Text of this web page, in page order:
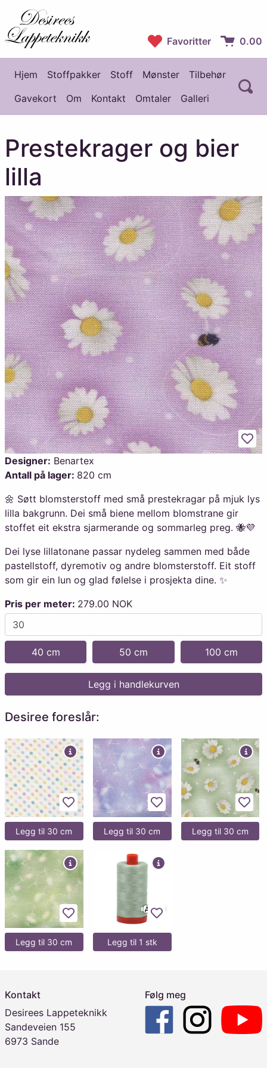
Desirees Lappeteknikk
Favoritter 0.00
Hovedmeny
Hjem Stoffpakker Stoff Mønster
Tilbehør
Gavekort
Om Kontakt Omtaler Galleri
Prestekrager og bier
lilla
Designer: Benartex
Antall på lager: 820 cm
🌼 Søtt blomsterstoff med små prestekragar på mjuk lys
lilla bakgrunn. Dei små biene mellom blomstrane gir
stoffet eit ekstra sjarmerande og sommarleg preg. 🐝💜
Dei lyse lillatonane passar nydeleg sammen med både
pastellstoff, dyremotiv og andre blomsterstoff. Eit stoff
som gir ein lun og glad følelse i prosjekta dine. ✨
Pris per meter: 279.00 NOK
40 cm 50 cm 100 cm
Legg i handlekurven
Desiree foreslår:
Legg til favoritter
Legg til 30 cm
Legg til favoritter
Legg til 30 cm Legg til 30 cm
Legg til favoritter
Legg til 30 cm
Legg til favoritter
Legg til 1 stk
Kontakt
Desirees Lappeteknikk
Sandeveien 155
6973 Sande
Følg meg